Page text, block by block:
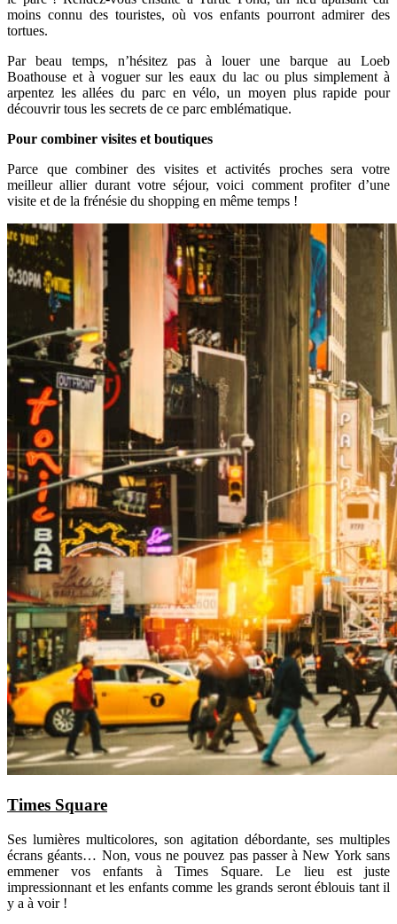
moins connu des touristes, où vos enfants pourront admirer des
tortues.
Par beau temps, n’hésitez pas à louer une barque au Loeb
Boathouse et à voguer sur les eaux du lac ou plus simplement à
arpentez les allées du parc en vélo, un moyen plus rapide pour
découvrir tous les secrets de ce parc emblématique.
Pour combiner visites et boutiques
Parce que combiner des visites et activités proches sera votre
meilleur allier durant votre séjour, voici comment profiter d’une
visite et de la frénésie du shopping en même temps !
Times Square
Ses lumières multicolores, son agitation débordante, ses multiples
écrans géants… Non, vous ne pouvez pas passer à New York sans
emmener vos enfants à Times Square. Le lieu est juste
impressionnant et les enfants comme les grands seront éblouis tant il
y a à voir !